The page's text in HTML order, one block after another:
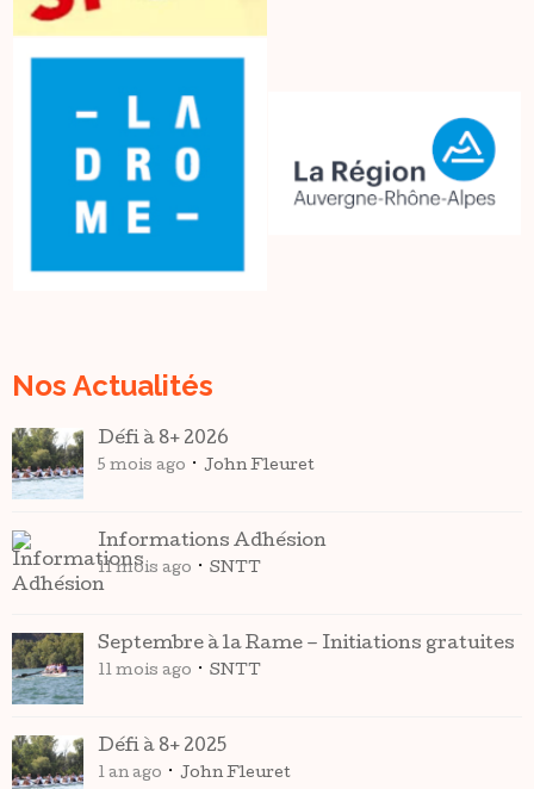
Nos Actualités
Défi à 8+ 2026
5 mois ago John Fleuret
Informations Adhésion
11 mois ago SNTT
Septembre à la Rame – Initiations gratuites
11 mois ago SNTT
Défi à 8+ 2025
1 an ago John Fleuret